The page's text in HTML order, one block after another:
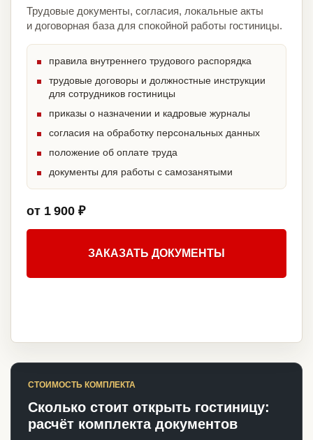
Трудовые документы, согласия, локальные акты
и договорная база для спокойной работы гостиницы.
правила внутреннего трудового распорядка
трудовые договоры и должностные инструкции
для сотрудников гостиницы
приказы о назначении и кадровые журналы
согласия на обработку персональных данных
положение об оплате труда
документы для работы с самозанятыми
от 1 900 ₽
ЗАКАЗАТЬ ДОКУМЕНТЫ
СТОИМОСТЬ КОМПЛЕКТА
Сколько стоит открыть гостиницу:
расчёт комплекта документов